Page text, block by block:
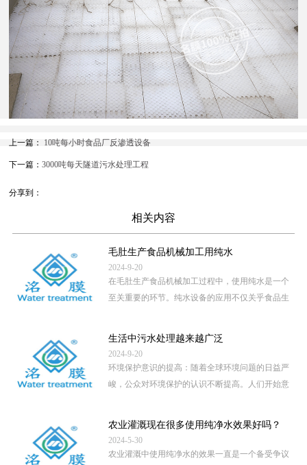
上一篇： 10吨每小时食品厂反渗透设备
下一篇：3000吨每天隧道污水处理工程
分享到：
相关内容
毛肚生产食品机械加工用纯水
2024-9-20
在毛肚生产食品机械加工过程中，使用纯水是一个
至关重要的环节。纯水设备的应用不仅关乎食品生
生活中污水处理越来越广泛
2024-9-20
环境保护意识的提高：随着全球环境问题的日益严
峻，公众对环境保护的认识不断提高。人们开始意
农业灌溉现在很多使用纯净水效果好吗？
2024-5-30
农业灌溉中使用纯净水的效果一直是一个备受争议